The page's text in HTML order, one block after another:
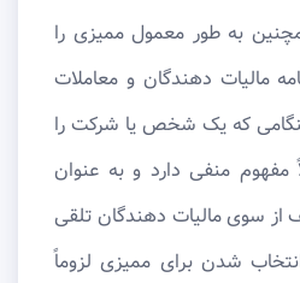
به طور معمول ممیزی را
مالیات دهندگان و معاملات
که یک شخص یا شرکت را
منفی دارد و به عنوان
از سوی مالیات دهندگان تلقی
شدن برای ممیزی لزوماً